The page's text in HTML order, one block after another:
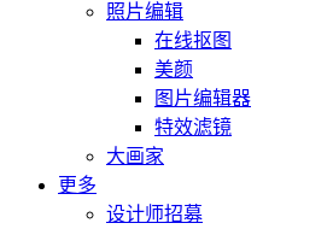
照片编辑
在线抠图
美颜
图片编辑器
特效滤镜
大画家
更多
设计师招募